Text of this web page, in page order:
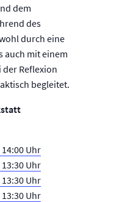
dem
des
durch eine
auch mit einem
der Reflexion
begleitet.
14:00 Uhr
13:30 Uhr
13:30 Uhr
13:30 Uhr